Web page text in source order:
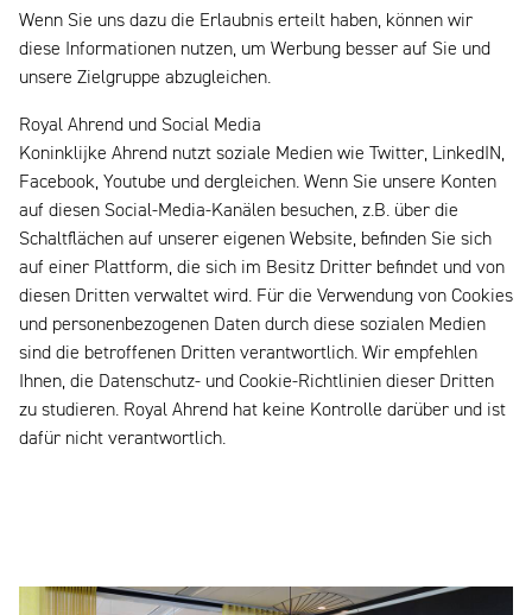
Wenn Sie uns dazu die Erlaubnis erteilt haben, können wir
diese Informationen nutzen, um Werbung besser auf Sie und
unsere Zielgruppe abzugleichen.
Royal Ahrend und Social Media
Koninklijke Ahrend nutzt soziale Medien wie Twitter, LinkedIN,
Facebook, Youtube und dergleichen. Wenn Sie unsere Konten
auf diesen Social-Media-Kanälen besuchen, z.B. über die
Schaltflächen auf unserer eigenen Website, befinden Sie sich
auf einer Plattform, die sich im Besitz Dritter befindet und von
diesen Dritten verwaltet wird. Für die Verwendung von Cookies
und personenbezogenen Daten durch diese sozialen Medien
sind die betroffenen Dritten verantwortlich. Wir empfehlen
Ihnen, die Datenschutz- und Cookie-Richtlinien dieser Dritten
zu studieren. Royal Ahrend hat keine Kontrolle darüber und ist
dafür nicht verantwortlich.